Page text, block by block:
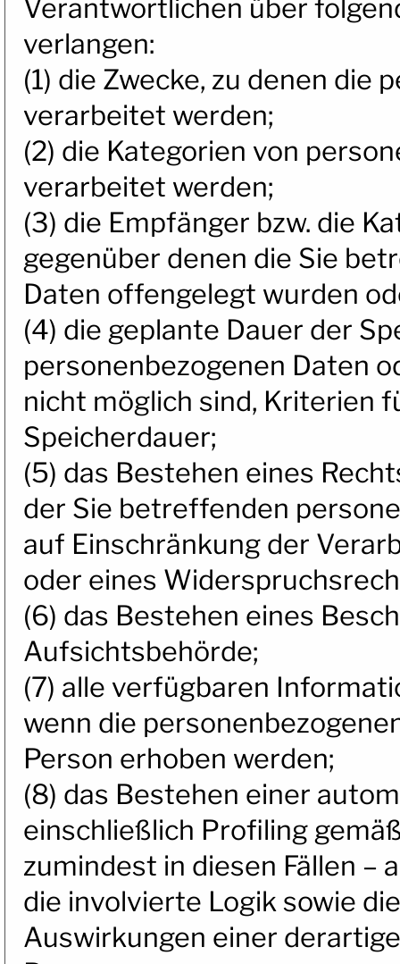
Verantwortlichen über
verlangen:
(1) die Zwecke, zu denen die
verarbeitet werden;
(2) die Kategorien von
verarbeitet werden;
(3) die Empfänger bzw. die
gegenüber denen die Sie
Daten offengelegt wurden
(4) die geplante Dauer der
personenbezogenen Daten
nicht möglich sind, Kriterien
Speicherdauer;
(5) das Bestehen eines
der Sie betreffenden
auf Einschränkung der
oder eines
(6) das Bestehen eines
Aufsichtsbehörde;
(7) alle verfügbaren
wenn die
Person erhoben werden;
(8) das Bestehen einer
einschließlich Profiling
zumindest in diesen Fällen
die involvierte Logik sowie
Auswirkungen einer